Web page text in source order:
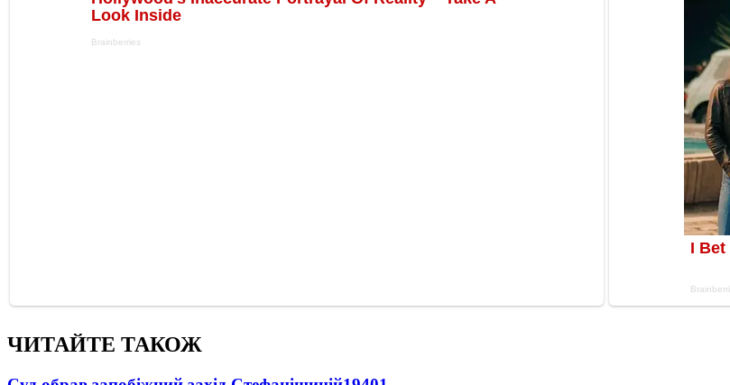
ЧИТАЙТЕ ТАКОЖ